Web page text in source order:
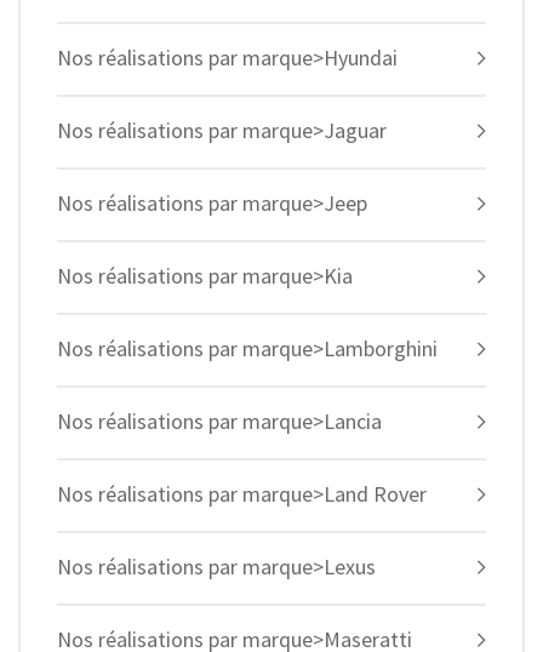
Nos réalisations par marque>Hyundai
Nos réalisations par marque>Jaguar
Nos réalisations par marque>Jeep
Nos réalisations par marque>Kia
Nos réalisations par marque>Lamborghini
Nos réalisations par marque>Lancia
Nos réalisations par marque>Land Rover
Nos réalisations par marque>Lexus
Nos réalisations par marque>Maseratti